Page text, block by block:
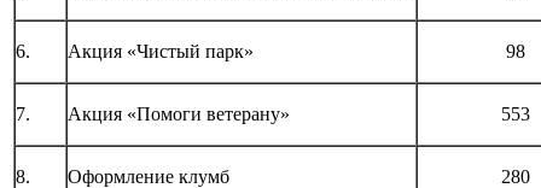
6. Акция «Чистый парк» 98
7. Акция «Помоги ветерану» 553
8. Оформление клумб 280